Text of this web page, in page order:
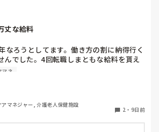
丈な給料
なろうとしてます。働き方の割に納得行く
んでした。4回転職しまともな給料を貰え
。
卒なのにわかるの前提でかなりのパワハラ
年収210万でした。
いで退職したので推定年収150万
マネ
マネジャー, 介護老人保健施設
2 ・ 9日前